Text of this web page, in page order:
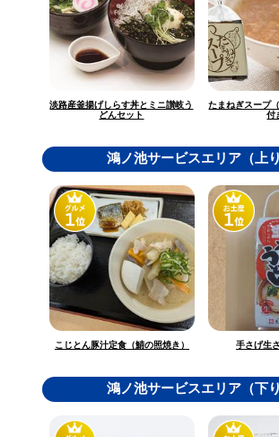
淡路産釜揚げしらす丼とミニ讃岐う
どんセット
たまねぎスープ
付
鴻ノ池サービスエリア（上り
こじとん豚汁定食（鯖の照焼き） 手さげ生
鴻ノ池サービスエリア（下り